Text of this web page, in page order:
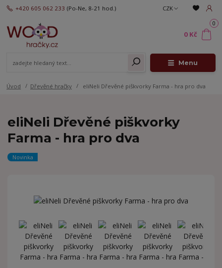
Menu
CZK
+420 605 062 233 (Po-Ne, 8-21 hod.)
0
0 Kč
Úvod Dřevěné hračky eliNeli Dřevěné piškvorky Farma - hra pro dva
eliNeli Dřevěné piškvorky
Farma - hra pro dva
Novinka